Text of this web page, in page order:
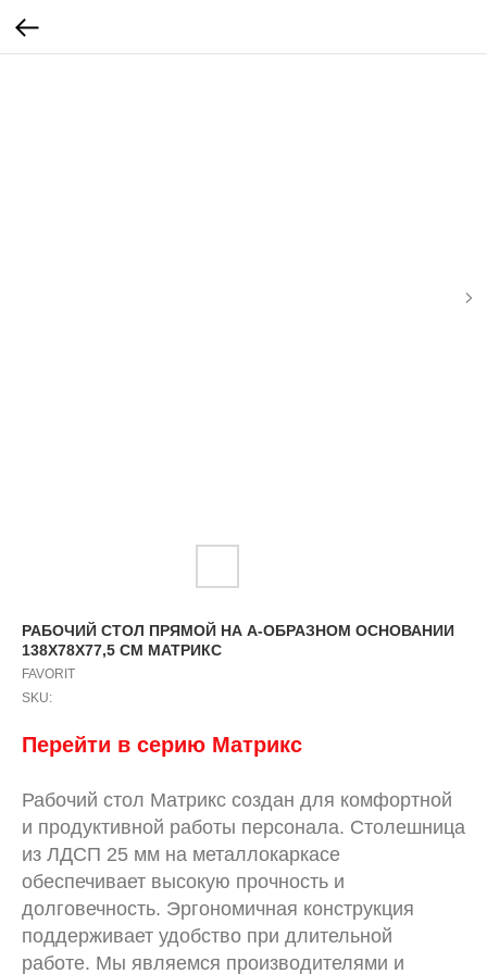
РАБОЧИЙ СТОЛ ПРЯМОЙ НА А-ОБРАЗНОМ ОСНОВАНИИ
138X78X77,5 СМ МАТРИКС
FAVORIT
SKU:
Перейти в серию Матрикс
Рабочий стол Матрикс создан для комфортной
и продуктивной работы персонала. Столешница
из ЛДСП 25 мм на металлокаркасе
обеспечивает высокую прочность и
долговечность. Эргономичная конструкция
поддерживает удобство при длительной
работе. Мы являемся производителями и